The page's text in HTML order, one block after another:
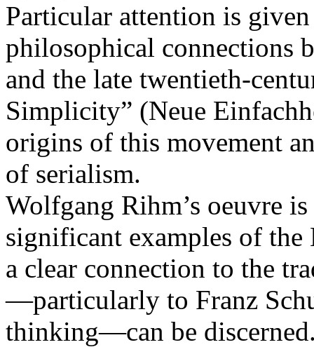
Particular attention is
philosophical connections
and the late twentieth-
Simplicity” (Neue
origins of this movement
of serialism.
Wolfgang Rihm’s oeuvre
significant examples of
a clear connection to the
—particularly to Franz
thinking—can be